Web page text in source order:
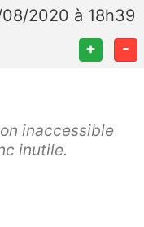
2020 à 18h39
+ -
inaccessible
inutile.